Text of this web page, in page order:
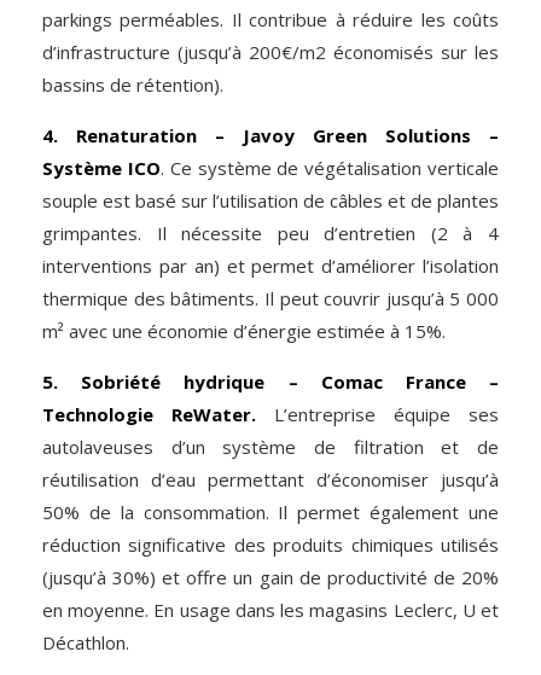
parkings perméables. Il contribue à réduire les coûts
d’infrastructure (jusqu’à 200€/m2 économisés sur les
bassins de rétention).
4. Renaturation – Javoy Green Solutions –
Système ICO. Ce système de végétalisation verticale
souple est basé sur l’utilisation de câbles et de plantes
grimpantes. Il nécessite peu d’entretien (2 à 4
interventions par an) et permet d’améliorer l’isolation
thermique des bâtiments. Il peut couvrir jusqu’à 5 000
m² avec une économie d’énergie estimée à 15%.
5. Sobriété hydrique – Comac France –
Technologie ReWater. L’entreprise équipe ses
autolaveuses d’un système de filtration et de
réutilisation d’eau permettant d’économiser jusqu’à
50% de la consommation. Il permet également une
réduction significative des produits chimiques utilisés
(jusqu’à 30%) et offre un gain de productivité de 20%
en moyenne. En usage dans les magasins Leclerc, U et
Décathlon.